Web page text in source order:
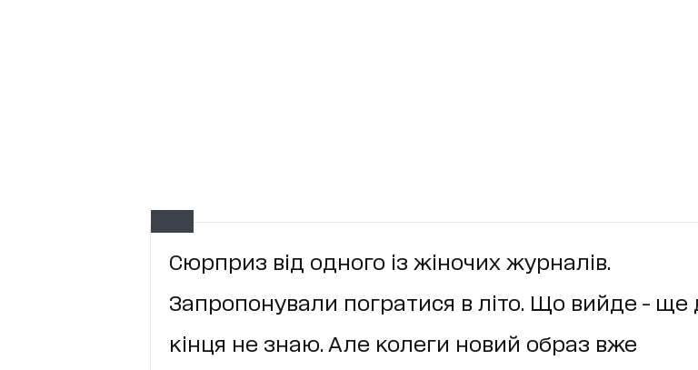
Сюрприз від одного із жіночих журналів.
Запропонували погратися в літо. Що вийде - ще
кінця не знаю. Але колеги новий образ вже